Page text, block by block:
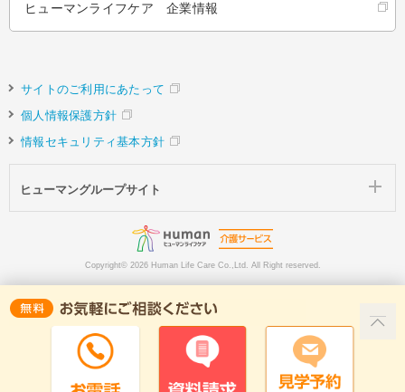
ヒューマンライフケア 企業情報
サイトのご利用にあたって
個人情報保護方針
情報セキュリティ基本方針
ヒューマングループサイト
Copyright© 2026 Human Life Care Co.,Ltd. All Right reserved.